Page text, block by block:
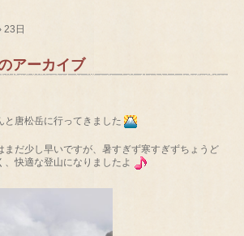
23日
アーカイブ
と唐松岳に行ってきました
まだ少し早いですが、暑すぎず寒すぎずちょうど
、快適な登山になりましたよ